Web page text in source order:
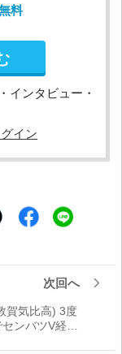
料
インタビュー・
イン
次回へ
賀気比高) 3度
ンバツV経